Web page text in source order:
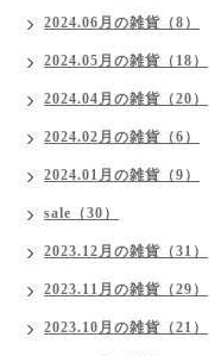
2024.06月の雑貨（8）
2024.05月の雑貨（18）
2024.04月の雑貨（20）
2024.02月の雑貨（6）
2024.01月の雑貨（9）
sale（30）
2023.12月の雑貨（31）
2023.11月の雑貨（29）
2023.10月の雑貨（21）